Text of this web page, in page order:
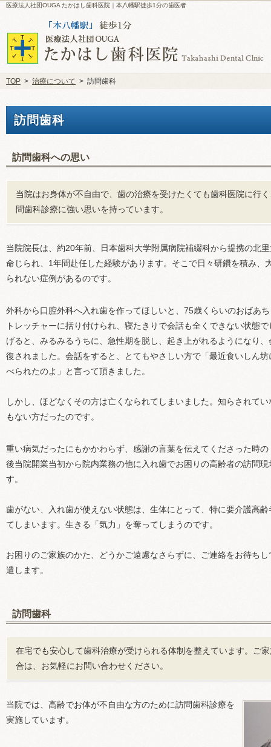
訪問歯科
医療法人社団OUGA たかはし歯科医院｜本八幡駅徒歩1分の歯医者
訪問歯科への思い
当院はお身体が不自由で、歯の治療を受けたくても歯科医院に行
問歯科診療に強い思いを持っています。
当院院長は、約20年前、日本歯科大学附属病院補綴科から提携の北
命じられ、1年間赴任した経験があります。そこで日々研鑽を積み、
られない症例があるのです。
外科から口腔外科へ入れ歯を作ってほしいと、75歳くらいのおばあ
トレッチャーに括り付けられ、寝たきりで会話も全くできない状態
げると、みるみるうちに、急性期を脱し、起き上がれるようになり
復されました。会話をすると、とてもやさしい方で「最近食いしん
べられたのよ」と言って頂きました。
しかし、ほどなくその方は亡くなられてしまいました。知らされて
もない方だったのです。
重い病気だったにもかかわらず、感謝の言葉を伝えてくださった時
後当院開業当初から院内業務の他に入れ歯でお困りの高齢者の訪問
す。
歯がない、入れ歯が使えない状態は、生体にとって、特に要介護高
てしまいます。生きる「気力」を奪ってしまうのです。
お困りのご家族のかた、どうかご遠慮なさらずに、ご連絡をお待ち
遣します。
訪問歯科
在宅でも安心して歯科治療が受けられる体制を整えています。ご
合は、お気軽にお問い合わせください。
当院では、高齢でお体が不自由な方のために訪問歯科診療を
実施しています。
TOP > 治療について > 訪問歯科